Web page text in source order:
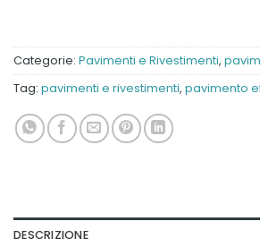
Categorie: Pavimenti e Rivestimenti,
Tag: pavimenti e rivestimenti, pavimento
DESCRIZIONE